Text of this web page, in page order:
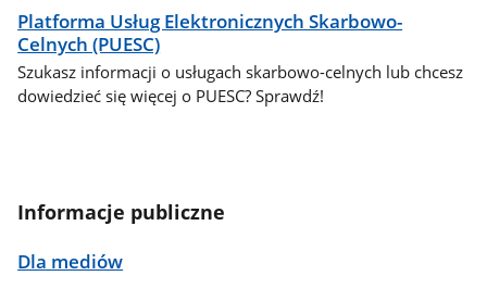
Platforma Usług Elektronicznych Skarbowo-
Celnych (PUESC)
Szukasz informacji o usługach skarbowo-celnych lub chcesz
dowiedzieć się więcej o PUESC? Sprawdź!
Informacje publiczne
Dla mediów